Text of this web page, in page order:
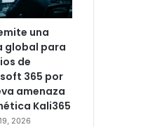
una
global para
de
365 por
amenaza
Kali365
2026